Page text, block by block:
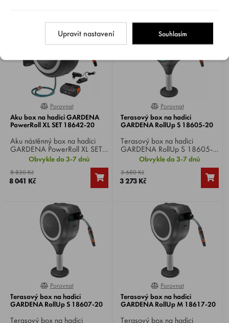
0%
Porovnat
Aku box na hadici GARDENA
PowerRoll XL SET 18642-20
Aku nástěnný box na hadici
GARDENA PowerRoll XL SET
18642-20 , Li-ion 18 V / 2,5
Ah, hadice 35 mm,
automatické navinutí pohým
stisknutím tlačítka, sada k
Obvykle do 3-7 dnů
8 830 Kč
8 041 Kč
0%
Porovnat
Terasový box na hadici
GARDENA RollUp S 18605-20
Terasový box na hadici
GARDENA RollUp S 18605-
20 , hadice 15m, snadné
rozvinutí a svinutí bez zamotání,
veškeré potřebné díly systému
Original GARDENA součástí.
Obvykle do 3-7 dnů
3 680 Kč
3 273 Kč
0%
Porovnat
Terasový box na hadici
GARDENA RollUp S 18607-20
Terasový box na hadici
0%
Porovnat
Terasový box na hadici
GARDENA RollUp M 18617-20
Terasový box na hadici
Upravit nastavení Souhlasím